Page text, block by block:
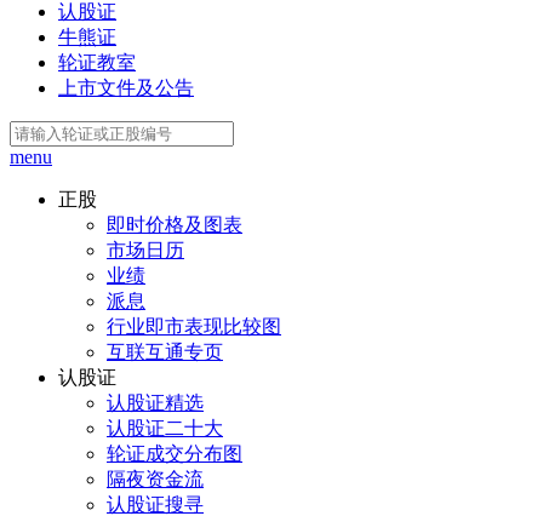
认股证
牛熊证
轮证教室
上市文件及公告
menu
正股
即时价格及图表
市场日历
业绩
派息
行业即市表现比较图
互联互通专页
认股证
认股证精选
认股证二十大
轮证成交分布图
隔夜资金流
认股证搜寻